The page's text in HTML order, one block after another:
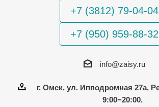
+7 (3812) 79-04-04
+7 (950) 959-88-32
info@zaisy.ru
г. Омск, ул. Ипподромная 27а,
9:00−20:00.